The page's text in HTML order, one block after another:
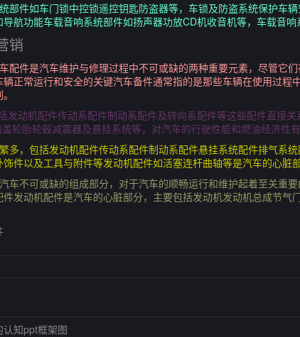
部件如车门锁中控锁遥控钥匙防盗器等，车锁及防盗系统保护车
航功能车载音响系统部件如扬声器功放CD机收音机等，车载音
销
配件是汽车维护与修理过程中不可或缺的两种重要元素，尽管它
正常运行和安全的关键汽车备件通常指的是那些车辆在使用过
发动机配件传动系配件制动系配件及转向系配件等这些配件直接
轮胎轮毂减震器及悬挂系统等，对汽车的行驶性能和燃油经济性
多，包括发动机配件传动系配件制动系配件悬挂系统配件排气系
件以及工具与附件等发动机配件如活塞连杆曲轴等是汽车的心脏
车不可或缺的组成部分，对于汽车的顺畅运行和维护起着至关重
件发动机配件是汽车的心脏部分，主要包括发动机发动机总成节
知ppt框架图